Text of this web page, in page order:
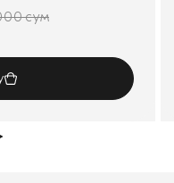
сум